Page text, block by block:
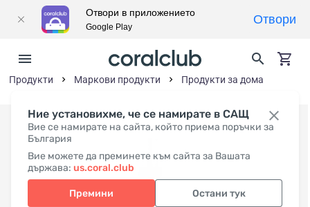
Ние установихме, че се намирате в САЩ
Вие се намирате на сайта, който приема поръчки за
България
Вие можете да преминете към сайта за Вашата
държава: us.coral.club
Премини Остани тук
Продукти Маркови продукти Продукти за дома
Отвори в приложението
Google Play
Отвори